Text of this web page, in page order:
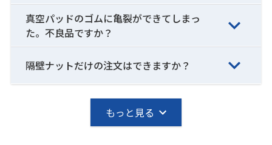
真空パッドのゴムに亀裂ができてしまっ
た。不良品ですか？
隔壁ナットだけの注文はできますか？
もっと見る